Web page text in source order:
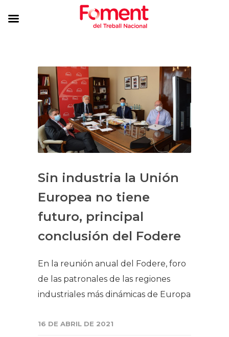
Sin industria la Unión
Europea no tiene
futuro, principal
conclusión del Fodere
En la reunión anual del Fodere, foro
de las patronales de las regiones
industriales más dinámicas de Europa
16 DE ABRIL DE 2021